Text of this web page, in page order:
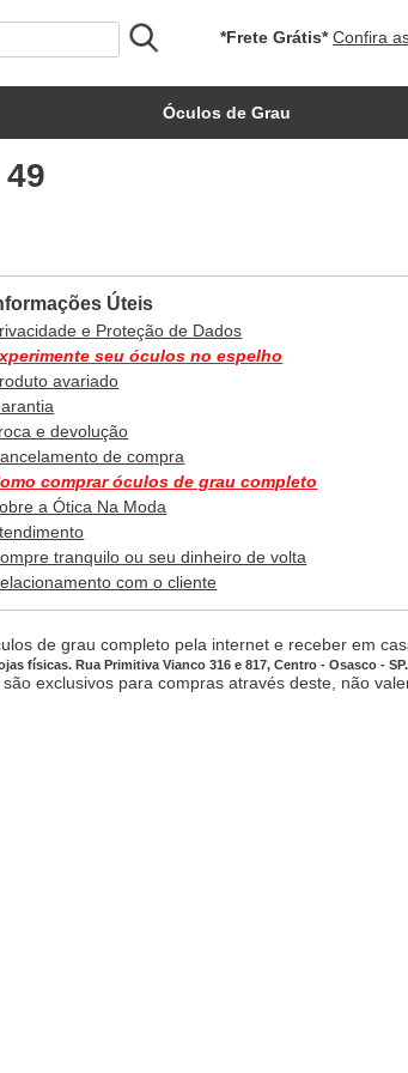
*Frete Grátis* Confira
Óculos de Grau
Úteis
e Proteção de Dados
seu óculos no espelho
avariado
e devolução
de compra
comprar óculos de grau completo
a Ótica Na Moda
tranquilo ou seu dinheiro de volta
com o cliente
de grau completo pela internet e receber em
físicas. Rua Primitiva Vianco 316 e 817, Centro - Osasco -
exclusivos para compras através deste, não